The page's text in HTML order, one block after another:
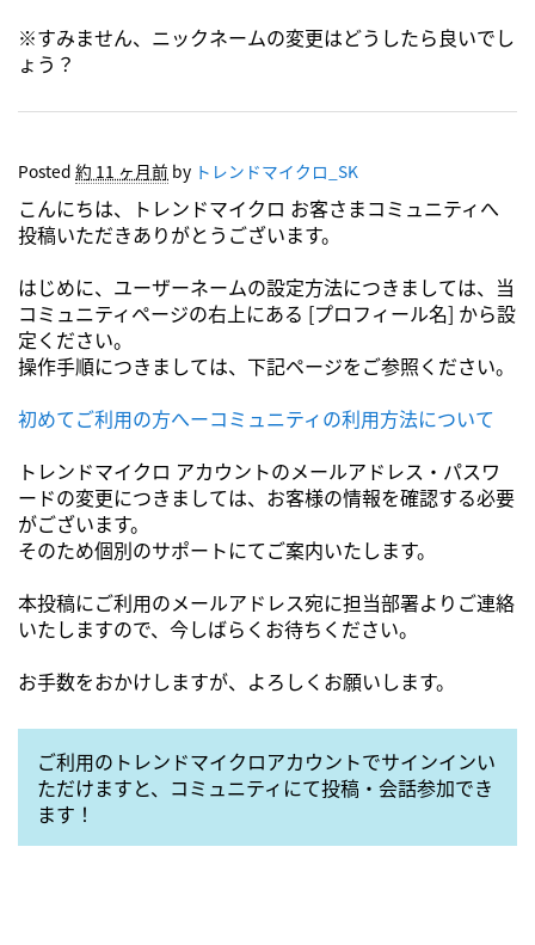
※すみません、ニックネームの変更はどうしたら良いでし
ょう？
Posted 約 11 ヶ月前 by トレンドマイクロ_SK
こんにちは、トレンドマイクロ お客さまコミュニティへ
投稿いただきありがとうございます。
はじめに、ユーザーネームの設定方法につきましては、当
コミュニティページの右上にある [プロフィール名] から設
定ください。
操作手順につきましては、下記ページをご参照ください。
初めてご利用の方へーコミュニティの利用方法について
トレンドマイクロ アカウントのメールアドレス・パスワ
ードの変更につきましては、お客様の情報を確認する必要
がございます。
そのため個別のサポートにてご案内いたします。
本投稿にご利用のメールアドレス宛に担当部署よりご連絡
いたしますので、今しばらくお待ちください。
お手数をおかけしますが、よろしくお願いします。
ご利用のトレンドマイクロアカウントでサインインい
ただけますと、コミュニティにて投稿・会話参加でき
ます！